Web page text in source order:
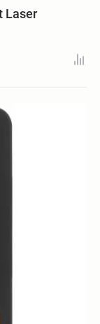
Laser